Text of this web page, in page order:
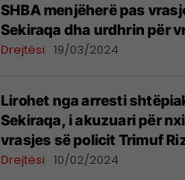
SHBA menjëherë pas
Sekiraqa dha urdhrin për
kush është dorasi
Drejtësi 19/03/2024
Lirohet nga arresti
Sekiraqa, i akuzuari për
vrasjes së policit Trimuf
Drejtësi 10/02/2024